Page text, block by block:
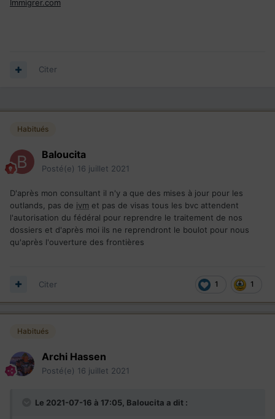
Immigrer.com
Citer
Habitués
Baloucita
Posté(e) 16 juillet 2021
D'après mon consultant il n'y a que des mises à jour pour les
outlands, pas de ivm et pas de visas tous les bvc attendent
l'autorisation du fédéral pour reprendre le traitement de nos
dossiers et d'après moi ils ne reprendront le boulot pour nous
qu'après l'ouverture des frontières
1 1
Citer
Habitués
Archi Hassen
Posté(e) 16 juillet 2021
Le 2021-07-16 à 17:05, Baloucita a dit :